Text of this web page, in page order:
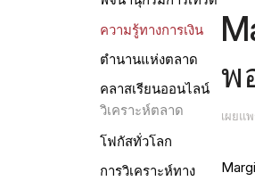
ความรู้ทางการเงิน
ตำนานแห่งตลาด
คลาสเรียนออนไลน์
วิเคราะห์ตลาด
โฟกัสทั่วโลก
การวิเคราะห์ทาง
พ
เผยแ